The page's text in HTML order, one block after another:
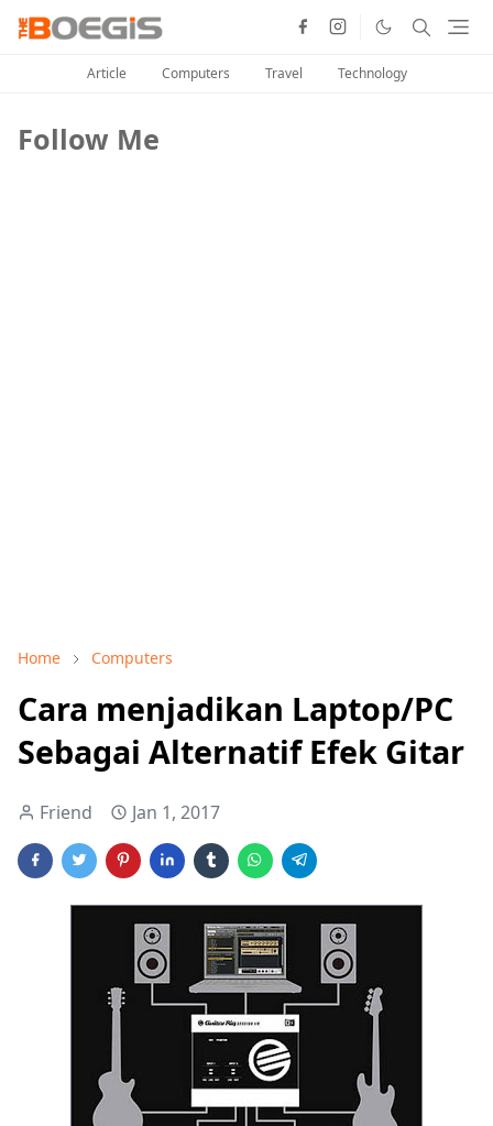
Article Computers Travel Technology
Follow Me
Home Computers
Cara menjadikan Laptop/PC
Sebagai Alternatif Efek Gitar
Friend Jan 1, 2017